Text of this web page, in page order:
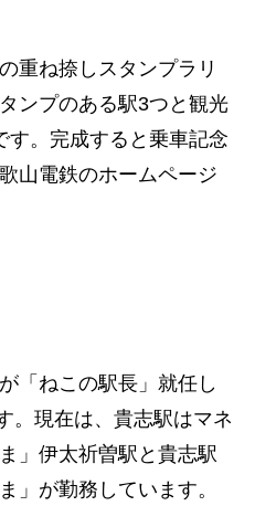
重ね捺しスタンプラリ
ンプのある駅3つと観光
す。完成すると乗車記念
山電鉄のホームページ
「ねこの駅長」就任し
。現在は、貴志駅はマネ
」伊太祈曽駅と貴志駅
」が勤務しています。